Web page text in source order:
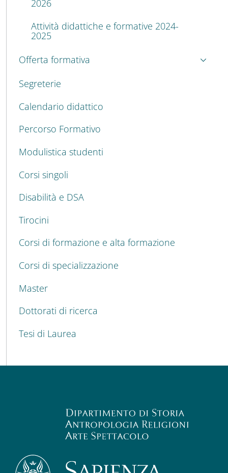
2026
Attività didattiche e formative 2024-
2025
Offerta formativa
Segreterie
Calendario didattico
Percorso Formativo
Modulistica studenti
Corsi singoli
Disabilità e DSA
Tirocini
Corsi di formazione e alta formazione
Corsi di specializzazione
Master
Dottorati di ricerca
Tesi di Laurea